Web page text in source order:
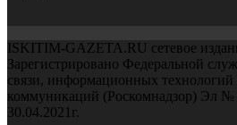
ISKITIM-GAZETA.RU сетевое
Зарегистрировано Федеральной
связи, информационных технологий
коммуникаций (Роскомнадзор) Эл
30.04.2021г.